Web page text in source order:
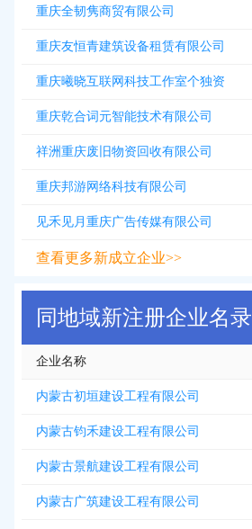
重庆全韧隽商贸有限公司
重庆友恒青建筑设备租赁有限公司
重庆曦晓互联网科技工作室个独资
重庆乾合词元智能技术有限公司
祥洲重庆废旧物资回收有限公司
重庆邦游网络科技有限公司
见禾见月重庆广告传媒有限公司
查看更多新成立企业>>
同地域新注册企业名录
企业名称
内蒙古初垣建设工程有限公司
内蒙古钧禾建设工程有限公司
内蒙古景航建设工程有限公司
内蒙古广筑建设工程有限公司